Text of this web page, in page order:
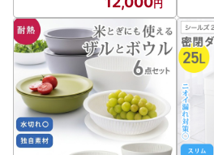
ふるさと納税 奈良県 葛城
市【mika032】